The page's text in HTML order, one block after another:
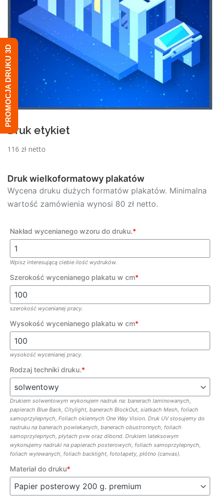
Druk etykiet
116 zł netto
Druk wielkoformatowy plakatów
Wycena druku dużych formatów plakatów. Minimalna
wartość zamówienia wynosi 80 zł netto.
Nakład wycenianego wzoru do druku.*
Wpisz interesującą ciebie ilość wydruków.
Szerokość wycenianego plakatu w cm*
szerokość wycenianej pracy.
Wysokość wycenianego plakatu w cm*
wysokość wycenianej pracy.
Rodzaj techniki druku.*
Drukiem solwentowym wykonujem nadruk na: banerach laminowanych,
papierach Blue Back, Citylight, banerach BlockOut, siatkach Mesh, foliach
samoprzylepnych, Foliach okiennych One Way Vision. Druk UV stosujemy do
nadruku na banerach powlekanych, banerach obustronnych, foliach
samoprzylepnych, płytach pvw oraz dibond. Drukiem lateksowym
wykonujemy nadruki na papierach posterowych, foliach samoprzylepnych,
foliach wylewanych, foliach backlight, fototapety, płótno (canvas).
Materiał do druku*
PROMOCJA DRUKU 3D